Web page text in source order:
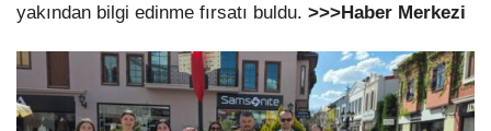
yakından bilgi edinme fırsatı buldu. >>>Haber Merkezi